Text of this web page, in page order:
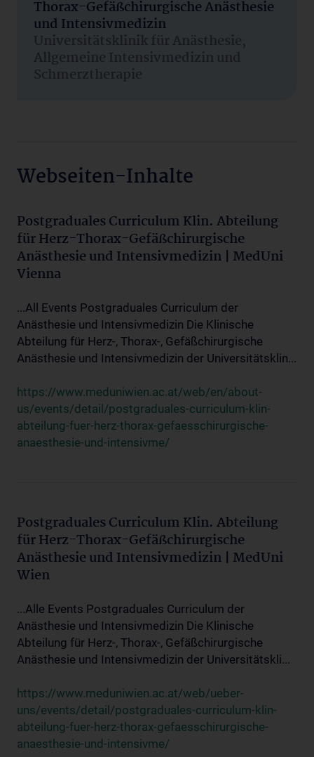
Thorax-Gefäßchirurgische Anästhesie
und Intensivmedizin
Universitätsklinik für Anästhesie,
Allgemeine Intensivmedizin und
Schmerztherapie
Webseiten-Inhalte
Postgraduales Curriculum Klin. Abteilung
für Herz-Thorax-Gefäßchirurgische
Anästhesie und Intensivmedizin | MedUni
Vienna
...All Events Postgraduales Curriculum der
Anästhesie und Intensivmedizin Die Klinische
Abteilung für Herz-, Thorax-, Gefäßchirurgische
Anästhesie und Intensivmedizin der Universitätsklin...
https://www.meduniwien.ac.at/web/en/about-
us/events/detail/postgraduales-curriculum-klin-
abteilung-fuer-herz-thorax-gefaesschirurgische-
anaesthesie-und-intensivme/
Postgraduales Curriculum Klin. Abteilung
für Herz-Thorax-Gefäßchirurgische
Anästhesie und Intensivmedizin | MedUni
Wien
...Alle Events Postgraduales Curriculum der
Anästhesie und Intensivmedizin Die Klinische
Abteilung für Herz-, Thorax-, Gefäßchirurgische
Anästhesie und Intensivmedizin der Universitätskli...
https://www.meduniwien.ac.at/web/ueber-
uns/events/detail/postgraduales-curriculum-klin-
abteilung-fuer-herz-thorax-gefaesschirurgische-
anaesthesie-und-intensivme/